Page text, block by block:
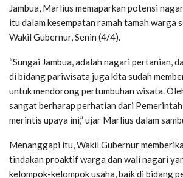
Jambua, Marlius memaparkan potensi
itu dalam kesempatan ramah tamah warga
Wakil Gubernur, Senin (4/4).
“Sungai Jambua, adalah nagari pertanian,
di bidang pariwisata juga kita sudah
untuk mendorong pertumbuhan wisata.
sangat berharap perhatian dari
merintis upaya ini,” ujar Marlius dalam
Menanggapi itu, Wakil Gubernur
tindakan proaktif warga dan wali nagari
kelompok-kelompok usaha, baik di bidang